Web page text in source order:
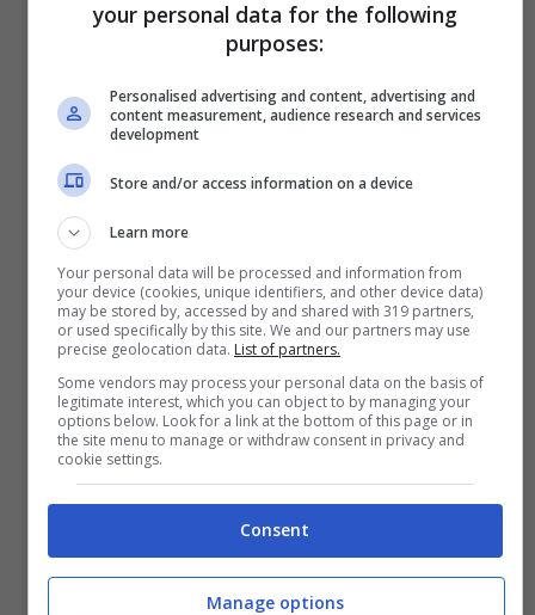
Visualizza questo post su Instagram
your personal data for the following
purposes:
Personalised advertising and content, advertising and
content measurement, audience research and services
development
Store and/or access information on a device
Learn more
Your personal data will be processed and information from
your device (cookies, unique identifiers, and other device data)
may be stored by, accessed by and shared with 319 partners,
or used specifically by this site. We and our partners may use
precise geolocation data. List of partners.
Some vendors may process your personal data on the basis of
legitimate interest, which you can object to by managing your
options below. Look for a link at the bottom of this page or in
the site menu to manage or withdraw consent in privacy and
cookie settings.
Consent
Manage options